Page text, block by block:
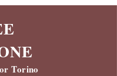
Torino